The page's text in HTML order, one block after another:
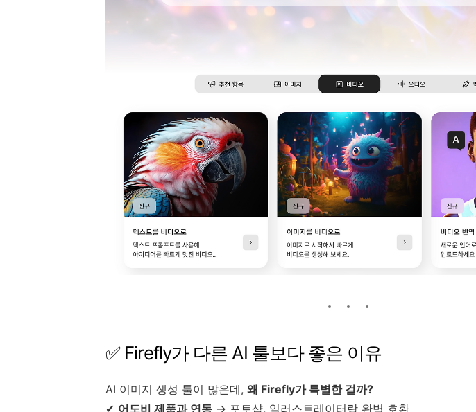
✅ Firefly가 다른 AI 툴보다 좋은 이유
AI 이미지 생성 툴이 많은데, 왜 Firefly가 특별한 걸까?
✔ 어도비 제품과 연동 → 포토샵, 일러스트레이터랑 완벽 호환